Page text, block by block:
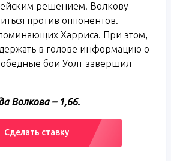
решением. Волкову
против оппонентов.
Харриса. При этом,
в голове информацию о
бои Уолт завершил
Волкова – 1,66.
Сделать ставку